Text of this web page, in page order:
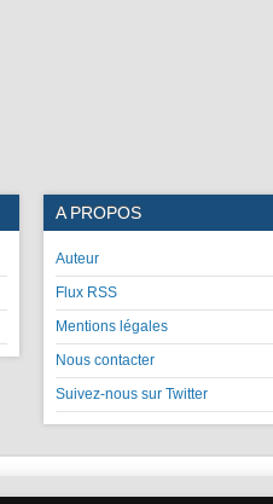
A PROPOS
Auteur
Flux RSS
Mentions légales
Nous contacter
Suivez-nous sur Twitter